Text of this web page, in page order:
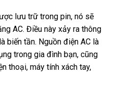
lưu trữ trong pin, nó sẽ
AC. Điều này xảy ra thông
biến tần. Nguồn điện AC là
trong gia đình bạn, cũng
thoại, máy tính xách tay,